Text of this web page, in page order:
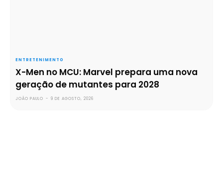
ENTRETENIMENTO
X-Men no MCU: Marvel prepara uma nova
geração de mutantes para 2028
JOÃO PAULO - 9 DE AGOSTO, 2026